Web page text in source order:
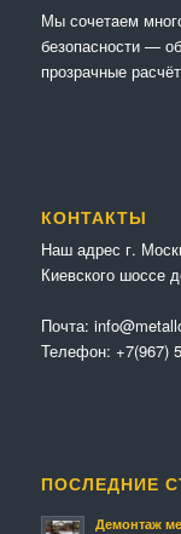
Мы сочетaем
безопасности —
прозрачные
КОНТАКТЫ
Наш адрес г.
Киевского шоссе
Почта:
Телефон: +7(967)
ПОСЛЕДНИЕ
Демонтаж